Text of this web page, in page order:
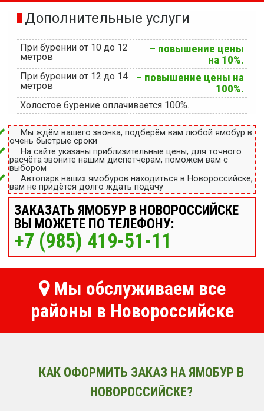
Дополнительные услуги
При бурении от 10 до 12
метров
– повышение цены
на 10%.
При бурении от 12 до 14
метров
– повышение цены на
100%.
Холостое бурение оплачивается 100%.
Мы ждём вашего звонка, подберём вам любой ямобур в
очень быстрые сроки
На сайте указаны приблизительные цены, для точного
расчёта звоните нашим диспетчерам, поможем вам с
выбором
Автопарк наших ямобуров находиться в Новороссийске,
вам не придётся долго ждать подачу
ЗАКАЗАТЬ ЯМОБУР В НОВОРОССИЙСКЕ
ВЫ МОЖЕТЕ ПО ТЕЛЕФОНУ:
+7 (985) 419-51-11
Мы обслуживаем все
районы в Новороссийске
КАК ОФОРМИТЬ ЗАКАЗ НА ЯМОБУР В
НОВОРОССИЙСКЕ?